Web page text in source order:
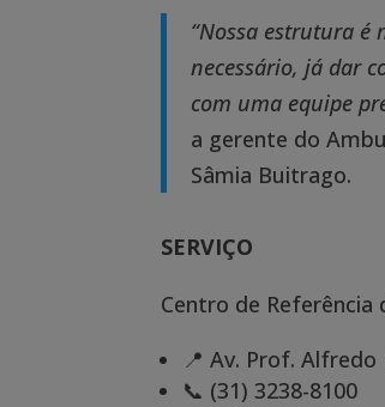
“Nossa estrutura é
necessário, já dar
com uma equipe
a gerente do
Sâmia Buitrago.
SERVIÇO
Centro de Referência
📍 Av. Prof.
📞 (31) 3238-8100